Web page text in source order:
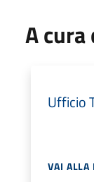
A cura
Ufficio
VAI ALLA